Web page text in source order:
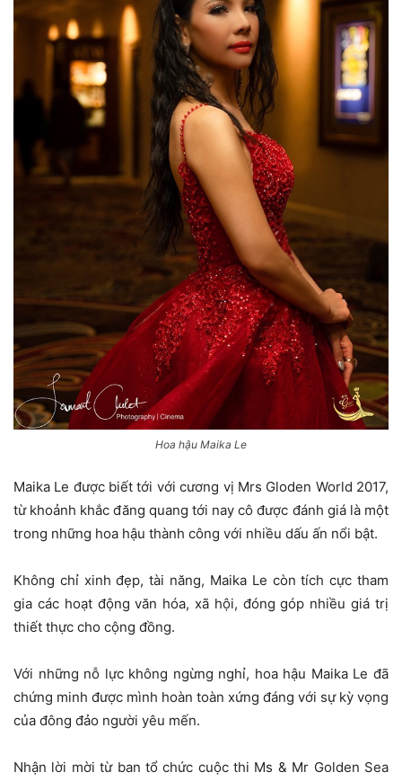
Hoa hậu Maika Le
Maika Le được biết tới với cương vị Mrs Gloden World 2017,
từ khoảnh khắc đăng quang tới nay cô được đánh giá là một
trong những hoa hậu thành công với nhiều dấu ấn nổi bật.
Không chỉ xinh đẹp, tài năng, Maika Le còn tích cực tham
gia các hoạt động văn hóa, xã hội, đóng góp nhiều giá trị
thiết thực cho cộng đồng.
Với những nỗ lực không ngừng nghỉ, hoa hậu Maika Le đã
chứng minh được mình hoàn toàn xứng đáng với sự kỳ vọng
của đông đảo người yêu mến.
Nhận lời mời từ ban tổ chức cuộc thi Ms & Mr Golden Sea